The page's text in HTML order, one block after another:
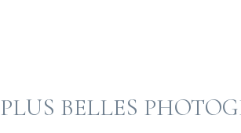
PLUS BELLES